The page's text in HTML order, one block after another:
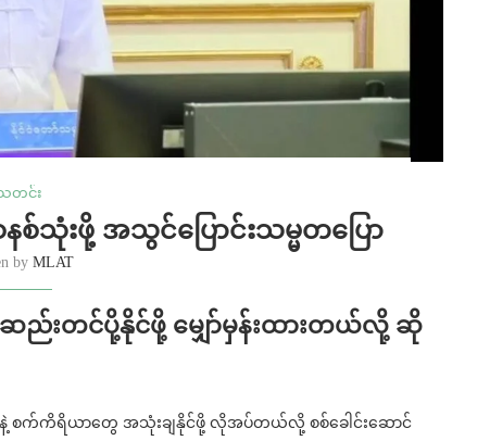
တင်း
စ်သုံးဖို့ အသွင်ပြောင်းသမ္မတပြော
by MLAT
ည်းတင်ပို့နိုင်ဖို့ မျှော်မှန်းထားတယ်လို့ ဆို
စက်ကိရိယာတွေ အသုံးချနိုင်ဖို့ လိုအပ်တယ်လို့ စစ်ခေါင်းဆောင်